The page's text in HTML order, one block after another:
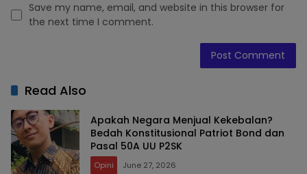
Save my name, email, and website in this browser for
the next time I comment.
Read Also
Apakah Negara Menjual Kekebalan?
Bedah Konstitusional Patriot Bond dan
Pasal 50A UU P2SK
Opini June 27, 2026